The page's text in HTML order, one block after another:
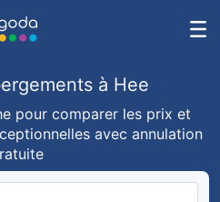
à Hee
pour comparer les prix et
avec annulation